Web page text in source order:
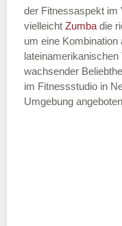
Mit
ich die
der Fitnessaspekt im
vielleicht Zumba die
um eine Kombination
wachsender
im Fitnessstudio in
Umgebung